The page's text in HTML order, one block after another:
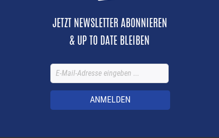
JETZT NEWSLETTER ABONNIEREN
& UP TO DATE BLEIBEN
ANMELDEN